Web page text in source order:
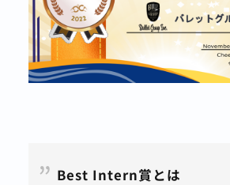
Best Intern賞とは